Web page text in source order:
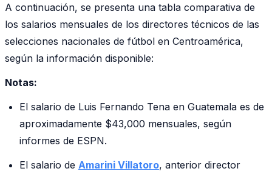
A continuación, se presenta una tabla comparativa de
los salarios mensuales de los directores técnicos de las
selecciones nacionales de fútbol en Centroamérica,
según la información disponible:
Notas:
El salario de Luis Fernando Tena en Guatemala es de
aproximadamente $43,000 mensuales, según
informes de ESPN.
El salario de Amarini Villatoro, anterior director